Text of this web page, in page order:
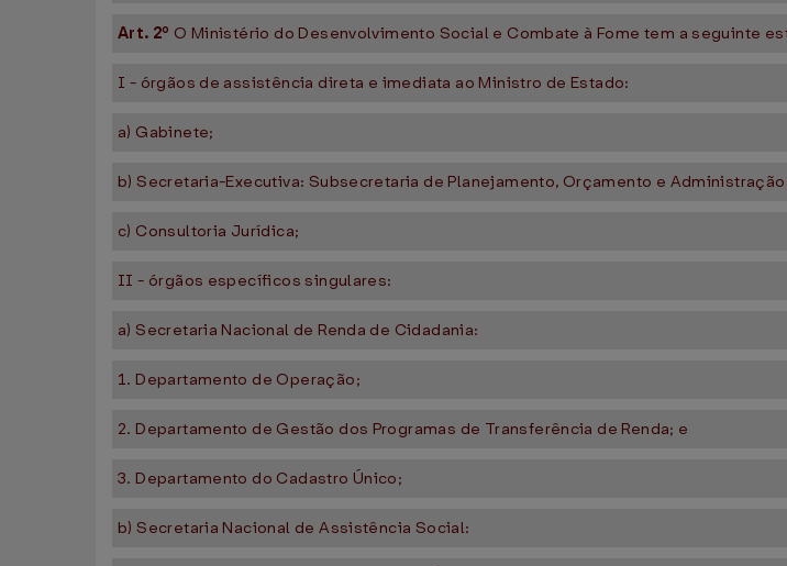
Art. 2º O Ministério do Desenvolvimento Social e Combate à Fome tem a seguinte
I - órgãos de assistência direta e imediata ao Ministro de Estado:
a) Gabinete;
b) Secretaria-Executiva: Subsecretaria de Planejamento, Orçamento e
c) Consultoria Jurídica;
II - órgãos específicos singulares:
a) Secretaria Nacional de Renda de Cidadania:
1. Departamento de Operação;
2. Departamento de Gestão dos Programas de Transferência de Renda; e
3. Departamento do Cadastro Único;
b) Secretaria Nacional de Assistência Social: